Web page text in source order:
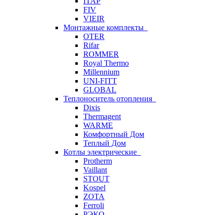
FIV
VIEIR
Монтажные комплекты
OTER
Rifar
ROMMER
Royal Thermo
Millennium
UNI-FITT
GLOBAL
Теплоноситель отопления
Dixis
Thermagent
WARME
Комфортный Дом
Теплый Дом
Котлы электрические
Protherm
Vaillant
STOUT
Kospel
ZOTA
Ferroli